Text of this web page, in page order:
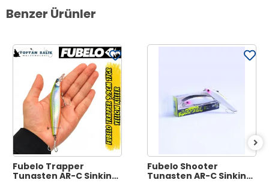
Benzer Ürünler
Fubelo Trapper
Tungsten AR-C Sinking
Fubelo Shooter
Tungsten AR-C Sinking